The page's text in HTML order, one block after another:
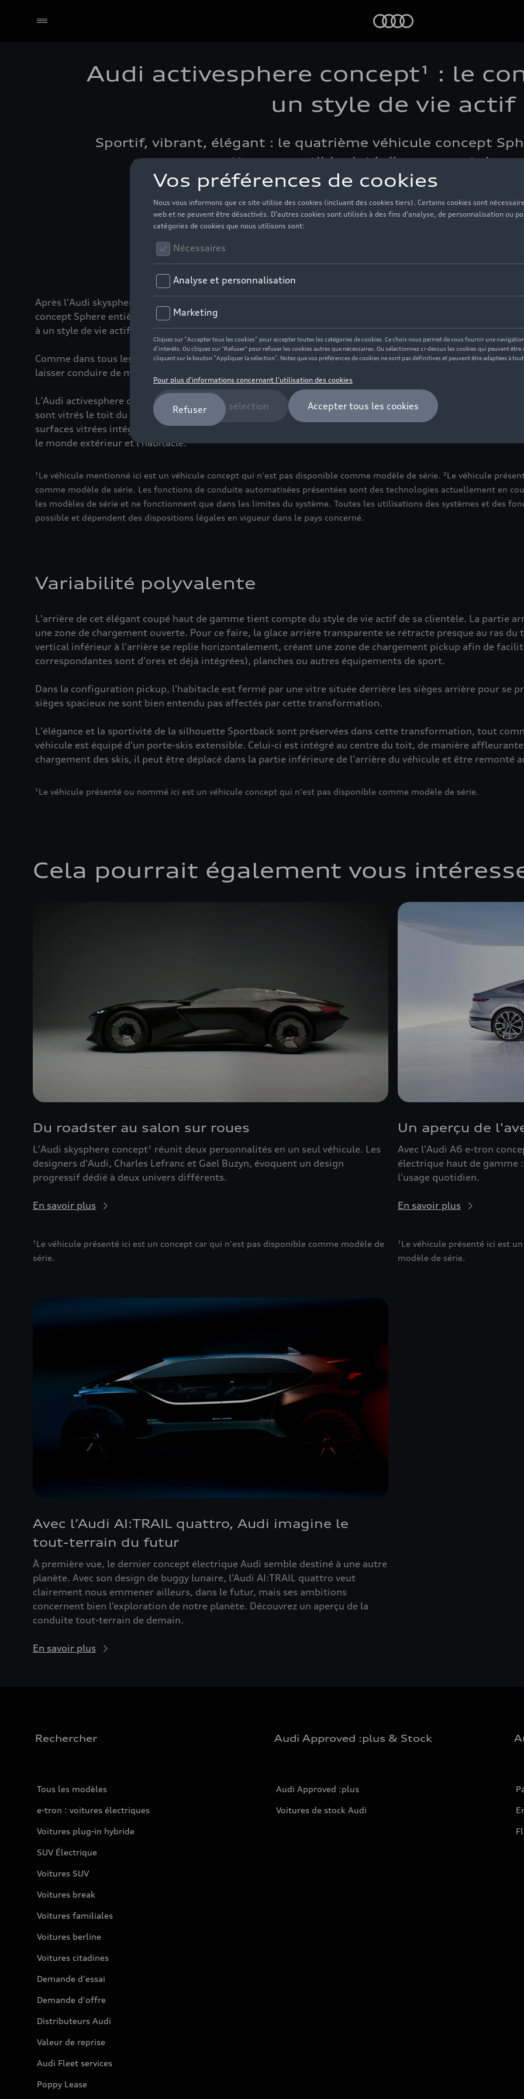
Audi activesphere concept¹ : le
un style de vie actif
Sportif, vibrant, élégant : le quatrième véhicule concept
crossover quattro convertible doté d'un concept de
¹Le véhicule présenté ici est un véhicule concept qui n'est pas disponible
Après l'Audi skysphere concept¹ (roadster), l'Audi grandsphere concept¹ (berline) et l'Audi urbansphere
concept Sphere entièrement électrique : l'Audi activesphere concept¹. Audi démontre ainsi sa vision pour
à un style de vie actif.
Comme dans tous les concepts Sphere, l'Audi activesphere concept¹ vous permet de prendre les
laisser conduire de manière automatisée sur un terrain adapté².
L'Audi activesphere concept¹ se caractérise en grande partie par de généreuses surfaces vitrées pour
sont vitrés le toit du coupé, mais également et pour la première fois, en transparence, la calandre
surfaces vitrées intégrées dans la partie inférieure des portes offrent des vues inédites, en particulier en
le monde extérieur et l'habitacle.
¹Le véhicule mentionné ici est un véhicule concept qui n'est pas disponible comme modèle de série. ²Le véhicule
comme modèle de série. Les fonctions de conduite automatisées présentées sont des technologies actuellement en
les modèles de série et ne fonctionnent que dans les limites du système. Toutes les utilisations des systèmes et des
possible et dépendent des dispositions légales en vigueur dans le pays concerné.
Variabilité polyvalente
L'arrière de cet élégant coupé haut de gamme tient compte du style de vie actif de sa clientèle. La partie
une zone de chargement ouverte. Pour ce faire, la glace arrière transparente se rétracte presque au ras
vertical inférieur à l'arrière se replie horizontalement, créant une zone de chargement pickup afin de
correspondantes sont d'ores et déjà intégrées), planches ou autres équipements de sport.
Dans la configuration pickup, l'habitacle est fermé par une vitre située derrière les sièges arrière pour se
sièges spacieux ne sont bien entendu pas affectés par cette transformation.
L'élégance et la sportivité de la silhouette Sportback sont préservées dans cette transformation, tout
véhicule est équipé d'un porte-skis extensible. Celui-ci est intégré au centre du toit, de manière
chargement des skis, il peut être déplacé dans la partie inférieure de l'arrière du véhicule et être remonté
¹Le véhicule présenté ou nommé ici est un véhicule concept qui n'est pas disponible comme modèle de série.
Cela pourrait également vous
Du roadster au salon sur roues
L'Audi skysphere concept¹ réunit deux personnalités en un seul véhicule. Les
designers d'Audi, Charles Lefranc et Gael Buzyn, évoquent un design
progressif dédié à deux univers différents.
En savoir plus
¹Le véhicule présenté ici est un concept car qui n'est pas disponible comme modèle de
série.
Un aperçu de
Avec l'Audi A6 e-tron
électrique haut de gamme
l'usage quotidien.
En savoir plus
¹Le véhicule présenté ici est
modèle de série.
Avec l’Audi AI:TRAIL quattro, Audi imagine le
tout-terrain du futur
À première vue, le dernier concept électrique Audi semble destiné à une autre
planète. Avec son design de buggy lunaire, l’Audi AI:TRAIL quattro veut
clairement nous emmener ailleurs, dans le futur, mais ses ambitions
concernent bien l’exploration de notre planète. Découvrez un aperçu de la
conduite tout-terrain de demain.
En savoir plus
Rechercher
Tous les modèles
e-tron : voitures électriques
Voitures plug-in hybride
SUV Électrique
Voitures SUV
Voitures break
Voitures familiales
Voitures berline
Voitures citadines
Demande d'essai
Demande d'offre
Distributeurs Audi
Valeur de reprise
Audi Fleet services
Poppy Lease
Audi Approved :plus & Stock
Audi Approved :plus
Voitures de stock Audi